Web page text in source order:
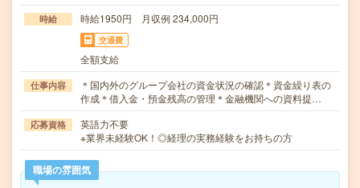
時給 時給1950円 月収例 234,000円
交通費
全額支給
仕事内容
＊国内外のグループ会社の資金状況の確認＊資金繰り表の
作成＊借入金・預金残高の管理＊金融機関への資料提…
応募資格
英語力不要
※業界未経験OK！◎経理の実務経験をお持ちの方
職場の雰囲気